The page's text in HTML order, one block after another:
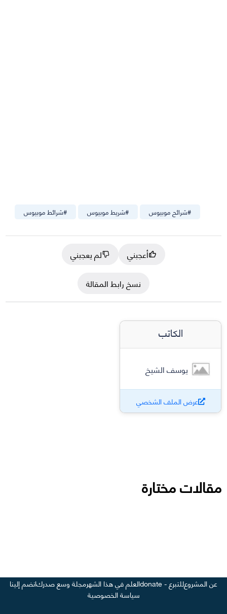
#شرائط موبيوس #شريط موبيوس #شرائح موبيوس
أعجبني
لم يعجبني
نسخ رابط المقالة
الكاتب
يوسف الشيخ
عرض الملف الشخصي
مقالات مختارة
عن المشروعللتبرع - donate العلم في هذا الشهرمجلة وسع صدركانضم إلينا
سياسة الخصوصية